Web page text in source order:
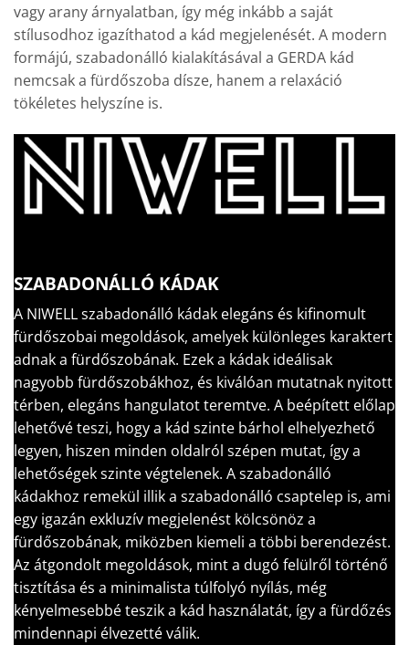
vagy arany árnyalatban, így még inkább a saját
stílusodhoz igazíthatod a kád megjelenését. A modern
formájú, szabadonálló kialakításával a GERDA kád
nemcsak a fürdőszoba dísze, hanem a relaxáció
tökéletes helyszíne is.
SZABADONÁLLÓ KÁDAK
A NIWELL szabadonálló kádak elegáns és kifinomult
fürdőszobai megoldások, amelyek különleges karaktert
adnak a fürdőszobának. Ezek a kádak ideálisak
nagyobb fürdőszobákhoz, és kiválóan mutatnak nyitott
térben, elegáns hangulatot teremtve. A beépített előlap
lehetővé teszi, hogy a kád szinte bárhol elhelyezhető
legyen, hiszen minden oldalról szépen mutat, így a
lehetőségek szinte végtelenek. A szabadonálló
kádakhoz remekül illik a szabadonálló csaptelep is, ami
egy igazán exkluzív megjelenést kölcsönöz a
fürdőszobának, miközben kiemeli a többi berendezést.
Az átgondolt megoldások, mint a dugó felülről történő
tisztítása és a minimalista túlfolyó nyílás, még
kényelmesebbé teszik a kád használatát, így a fürdőzés
mindennapi élvezetté válik.